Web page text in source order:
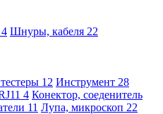
4 Шнуры, кабеля 22
12 Инструмент 28
4 Конектор, соеденитель
11 Лупа, микроскоп 22